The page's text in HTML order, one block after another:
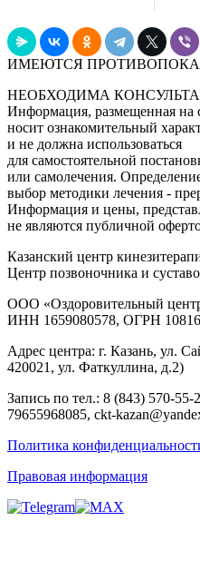
ИМЕЮТСЯ
НЕОБХОДИМА
Информация, размещенная на
носит ознакомительный
и не должна использоваться
для самостоятельной
или самолечения.
выбор методики лечения -
Информация и цены,
не являются публичной
Казанский центр
Центр позвоночника и
ООО «Оздоровительный
ИНН 1659080578, ОГРН
Адрес центра: г. Казань, ул.
420021, ул. Фаткуллина, д.2)
Запись по тел.: 8 (843) 570-
79655968085, ckt-
Политика
Правовая информация